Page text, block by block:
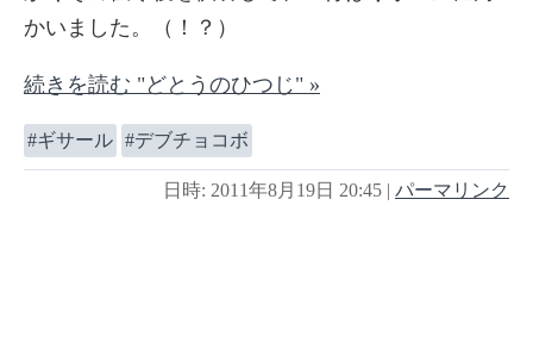
かいました。（！？）
続きを読む "どとうのひつじ" »
ギサール デブチョコボ
日時: 2011年8月19日 20:45 | パーマリンク